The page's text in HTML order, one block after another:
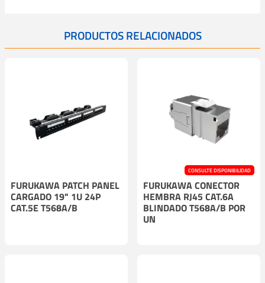
PRODUCTOS RELACIONADOS
FURUKAWA PATCH PANEL
CARGADO 19" 1U 24P
CAT.5E T568A/B
CONSULTE DISPONIBILIDAD
FURUKAWA CONECTOR
HEMBRA RJ45 CAT.6A
BLINDADO T568A/B POR
UN